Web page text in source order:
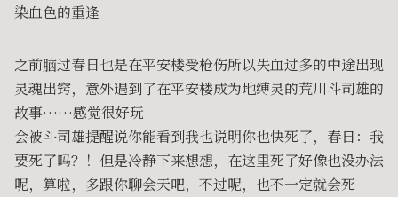
染血色的重逢
之前脑过春日也是在平安楼受枪伤所以失血过多的中途出现
灵魂出窍，意外遇到了在平安楼成为地缚灵的荒川斗司雄的
故事……感觉很好玩
会被斗司雄提醒说你能看到我也说明你也快死了，春日：我
要死了吗？！但是冷静下来想想，在这里死了好像也没办法
呢，算啦，多跟你聊会天吧，不过呢，也不一定就会死